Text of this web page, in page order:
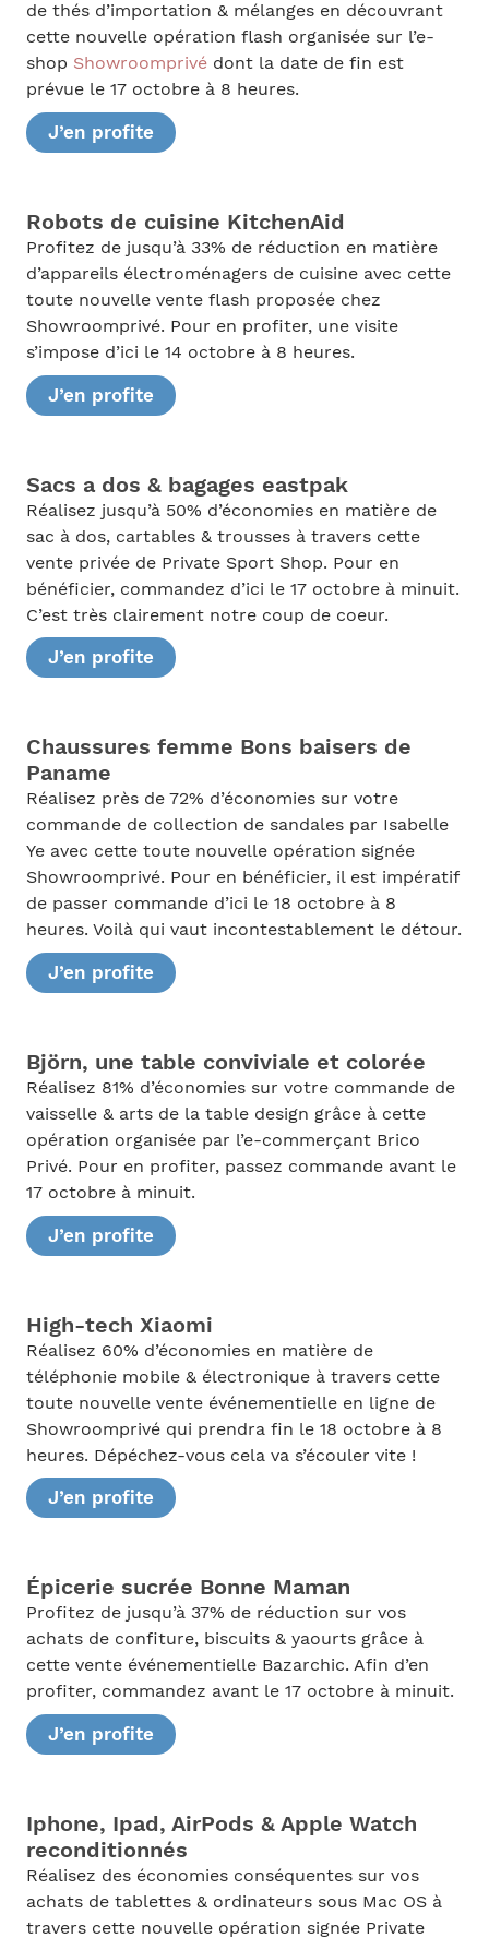
de thés d’importation & mélanges en découvrant
cette nouvelle opération flash organisée sur l’e-
shop Showroomprivédont la date de fin est
prévue le 17 octobre à 8 heures.
J’en profite
Robots de cuisine KitchenAid
Profitez de jusqu’à 33% de réduction en matière
d’appareils électroménagers de cuisine avec cette
toute nouvelle vente flash proposée chez
Showroomprivé. Pour en profiter, une visite
s’impose d’ici le 14 octobre à 8 heures.
J’en profite
Sacs a dos & bagages eastpak
Réalisez jusqu’à 50% d’économies en matière de
sac à dos, cartables & trousses à travers cette
vente privée de Private Sport Shop. Pour en
bénéficier, commandez d’ici le 17 octobre à minuit.
C’est très clairement notre coup de coeur.
J’en profite
Chaussures femme Bons baisers de
Paname
Réalisez près de 72% d’économies sur votre
commande de collection de sandales par Isabelle
Ye avec cette toute nouvelle opération signée
Showroomprivé. Pour en bénéficier, il est impératif
de passer commande d’ici le 18 octobre à 8
heures. Voilà qui vaut incontestablement le détour.
J’en profite
Björn, une table conviviale et colorée
Réalisez 81% d’économies sur votre commande de
vaisselle & arts de la table design grâce à cette
opération organisée par l’e-commerçant Brico
Privé. Pour en profiter, passez commande avant le
17 octobre à minuit.
J’en profite
High-tech Xiaomi
Réalisez 60% d’économies en matière de
téléphonie mobile & électronique à travers cette
toute nouvelle vente événementielle en ligne de
Showroomprivé qui prendra fin le 18 octobre à 8
heures. Dépéchez-vous cela va s’écouler vite !
J’en profite
Épicerie sucrée Bonne Maman
Profitez de jusqu’à 37% de réduction sur vos
achats de confiture, biscuits & yaourts grâce à
cette vente événementielle Bazarchic. Afin d’en
profiter, commandez avant le 17 octobre à minuit.
J’en profite
Iphone, Ipad, AirPods & Apple Watch
reconditionnés
Réalisez des économies conséquentes sur vos
achats de tablettes & ordinateurs sous Mac OS à
travers cette nouvelle opération signée Private